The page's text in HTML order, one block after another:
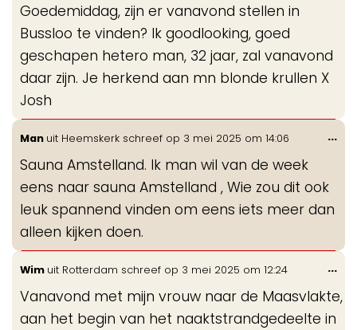
Goedemiddag, zijn er vanavond stellen in
Bussloo te vinden? Ik goodlooking, goed
geschapen hetero man, 32 jaar, zal vanavond
daar zijn. Je herkend aan mn blonde krullen X
Josh
Man uit Heemskerk schreef op 3 mei 2025 om 14:06
Sauna Amstelland. Ik man wil van de week
eens naar sauna Amstelland , Wie zou dit ook
leuk spannend vinden om eens iets meer dan
alleen kijken doen.
...
Wim uit Rotterdam schreef op 3 mei 2025 om 12:24
Vanavond met mijn vrouw naar de Maasvlakte,
aan het begin van het naaktstrandgedeelte in
...